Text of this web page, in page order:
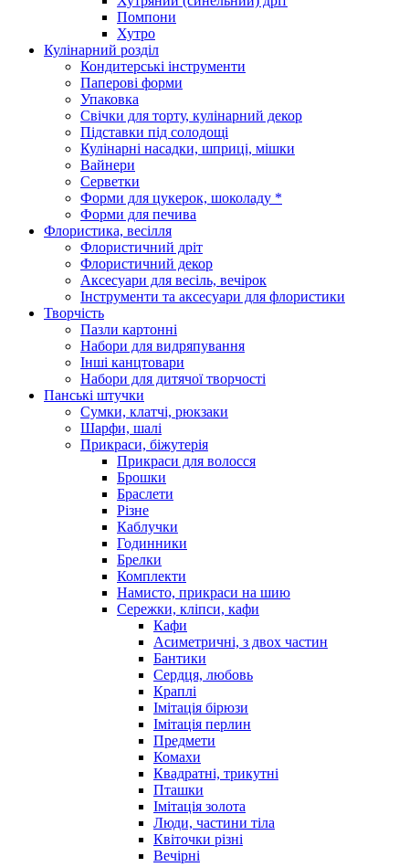
Помпони
Хутро
Кулінарний розділ
Кондитерські інструменти
Паперові форми
Упаковка
Свічки для торту, кулінарний декор
Підставки під солодощі
Кулінарні насадки, шприці, мішки
Вайнери
Серветки
Форми для цукерок, шоколаду *
Форми для печива
Флористика, весілля
Флористичний дріт
Флористичний декор
Аксесуари для весіль, вечірок
Інструменти та аксесуари для флористики
Творчість
Пазли картонні
Набори для видряпування
Інші канцтовари
Набори для дитячої творчості
Панські штучки
Сумки, клатчі, рюкзаки
Шарфи, шалі
Прикраси, біжутерія
Прикраси для волосся
Брошки
Браслети
Різне
Каблучки
Годинники
Брелки
Комплекти
Намисто, прикраси на шию
Сережки, кліпси, кафи
Кафи
Асиметричні, з двох частин
Бантики
Сердця, любовь
Краплі
Імітація бірюзи
Імітація перлин
Предмети
Комахи
Квадратні, трикутні
Пташки
Імітація золота
Люди, частини тіла
Квіточки різні
Вечірні